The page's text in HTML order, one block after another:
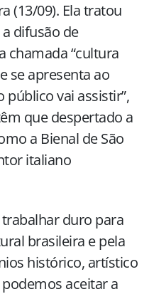
(13/09). Ela tratou
difusão de
chamada “cultura
se apresenta ao
público vai assistir”,
que despertado a
a Bienal de São
italiano
duro para
brasileira e pela
histórico, artístico
aceitar a